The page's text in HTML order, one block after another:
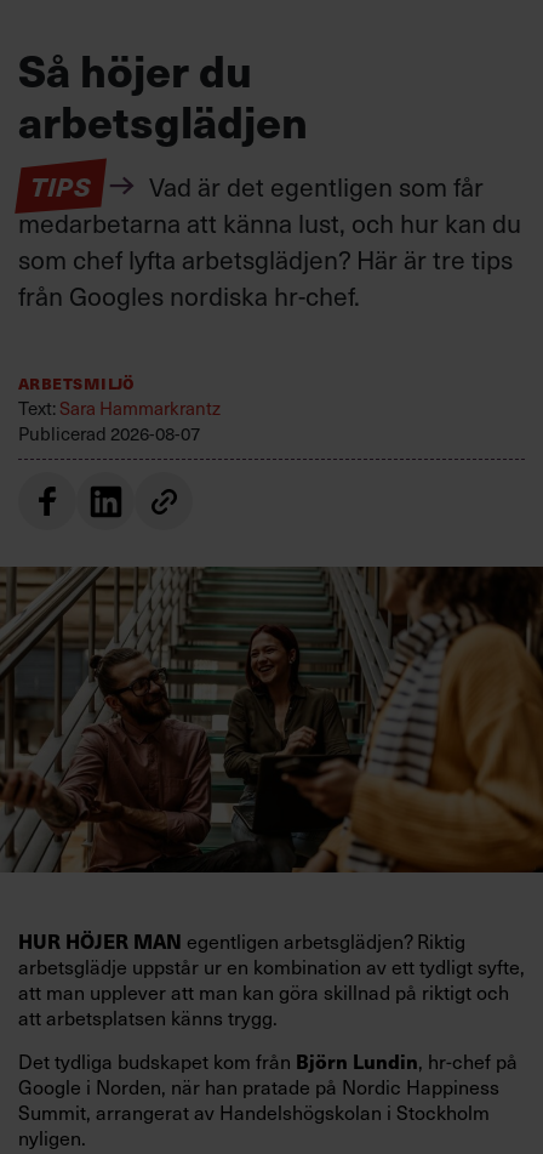
Så höjer du
arbetsglädjen
TIPS
Vad är det egentligen som får
medarbetarna att känna lust, och hur kan du
som chef lyfta arbetsglädjen? Här är tre tips
från Googles nordiska hr-chef.
Arbetsmiljö
Text:Sara Hammarkrantz
Publicerad 2026-08-07
HUR HÖJER MAN egentligen arbetsglädjen? Riktig
arbetsglädje uppstår ur en kombination av ett tydligt syfte,
att man upplever att man kan göra skillnad på riktigt och
att arbetsplatsen känns trygg.
Det tydliga budskapet kom från Björn Lundin, hr-chef på
Google i Norden, när han pratade på Nordic Happiness
Summit, arrangerat av Handelshögskolan i Stockholm
nyligen.